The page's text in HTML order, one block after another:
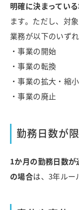
明確に決まってい
ます。 ただし、対
業務が以下のいず
・事業の開始
・事業の転換
・事業の拡大・縮小
・事業の廃止
勤務日数が
1か月の勤務日数
の場合は、3年ルー